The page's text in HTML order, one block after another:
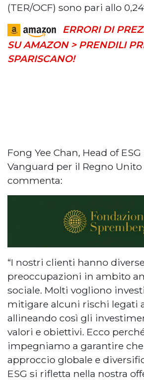
(TER/OCF) sono pari allo
ERRORI DI
SU AMAZON > PRENDILI
SPARISCANO!
Fong Yee Chan, Head of
Vanguard per il Regno Unito
commenta:
“I nostri clienti hanno diverse
preoccupazioni in ambito
sociale. Molti vogliono
mitigare alcuni rischi legati
allineando così gli
valori e obiettivi. Ecco
impegniamo a garantire
approccio globale e
ESG si rifletta nella nostra